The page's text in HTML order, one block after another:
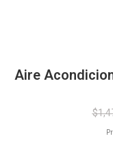
Aire
$